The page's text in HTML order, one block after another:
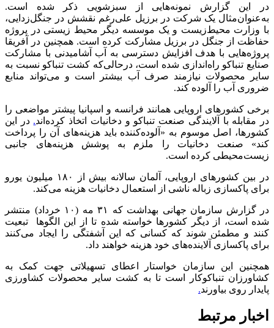
در این گزارش نمونه‌هایی از سبزشویی ذکر شده است.
به‌عنوان‌مثال یک شرکت در برزیل علی‌رغم نقشش در جنگل‌زدایی،
با وزارت محیط‌زیست و یک موسسه دیگر محیط زیستی در پروژه
حفاظت از جنگل در برزیل مشارکت کرده است. همچنین در آفریقا
پروژه‌هایی با هدف افزایش دسترسی به آب آشامیدنی با مشارکت
صنایع تنباکو راه‌اندازی شده است، درحالی‌که کشت تنباکو نسبت به
سایر محصولات نیازمند صرف آب بیشتر است و می‌تواند منابع
ضروری آب را آلوده کند.
برخی کشورهای اروپایی همانند فرانسه و اسپانیا پیشتر مواضعی را
در مقابله با آلایندگی صنعت تنباکو و دخانیات اتخاذ کرده‌اند. در این
کشورها، اصل موسوم به «آلوده‌کننده باید هزینه‌های آن را پرداخت
کند» صنعت دخانیات را ملزم به پوشش هزینه‌های جانبی
زیست‌محیطی کرده است.
در بین کشورهای اروپایی، آلمان سالانه بیش از ۱۸۰ میلیون یورو
برای پاکسازی زباله ناشی از استعمال دخانیات هزینه می‌کند.
در گزارش سازمان جهانی بهداشت که ۳۱ مه (۱۰ خرداد) منتشر
شده است، از دیگر کشورها خواسته شده تا از این الگوها تبعیت
کنند و مطمئن شوند که کسانی که این آشفتگی را ایجاد می‌کنند
برای پاکسازی آلاینده‌های خود هزینه خواهند داد.
همچنین این سازمان خواستار اعطای تسهیلاتی جهت کمک به
کشاورزان تنباکوکار است تا به کشت سایر محصولات کشاورزی
پایدار روی بیاورند.
اخبار مرتبط